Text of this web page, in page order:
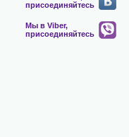
присоединяйтесь
Мы в Viber,
присоединяйтесь